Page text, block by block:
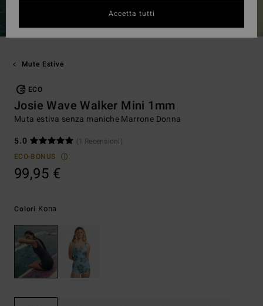
Mute Estive
ECO
Josie Wave Walker Mini 1mm
Muta estiva senza maniche Marrone Donna
5.0
(1 Recensioni)
ECO-BONUS
99,95 €
Colori Kona
Accetta tutti